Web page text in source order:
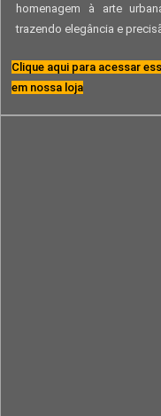
homenagem à arte
trazendo elegância e
Clique aqui para acessar
em nossa loja